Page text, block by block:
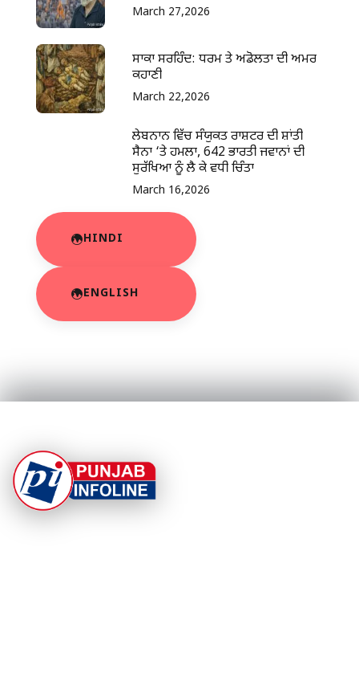
March 27,2026
ਸਾਕਾ ਸਰਹਿੰਦ: ਧਰਮ ਤੇ ਅਡੋਲਤਾ ਦੀ ਅਮਰ
ਕਹਾਣੀ
March 22,2026
ਲੇਬਨਾਨ ਵਿੱਚ ਸੰਯੁਕਤ ਰਾਸ਼ਟਰ ਦੀ ਸ਼ਾਂਤੀ
ਸੈਨਾ ‘ਤੇ ਹਮਲਾ, 642 ਭਾਰਤੀ ਜਵਾਨਾਂ ਦੀ
ਸੁਰੱਖਿਆ ਨੂੰ ਲੈ ਕੇ ਵਧੀ ਚਿੰਤਾ
March 16,2026
HINDI
ENGLISH